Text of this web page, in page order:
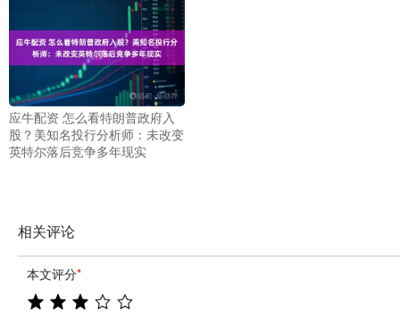
应牛配资 怎么看特朗普政府入
股？美知名投行分析师：未改变
英特尔落后竞争多年现实
相关评论
本文评分*